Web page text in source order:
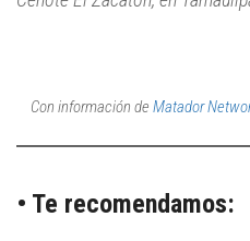
Con información de Matador
• Te recomendamos: